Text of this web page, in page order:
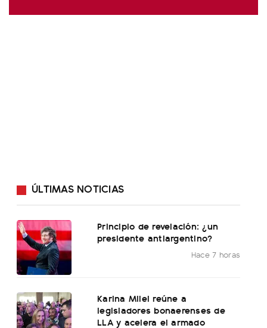
ÚLTIMAS NOTICIAS
Principio de revelación: ¿un
presidente antiargentino?
Hace 7 horas
Karina Milei reúne a
legisladores bonaerenses de
LLA y acelera el armado